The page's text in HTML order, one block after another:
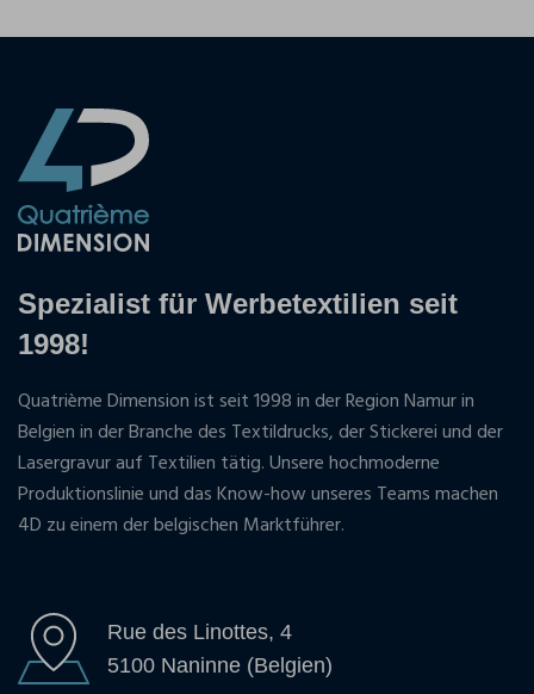
Spezialist für Werbetextilien seit
1998!
Quatrième Dimension ist seit 1998 in der Region Namur in
Belgien in der Branche des Textildrucks, der Stickerei und der
Lasergravur auf Textilien tätig. Unsere hochmoderne
Produktionslinie und das Know-how unseres Teams machen
4D zu einem der belgischen Marktführer.
Rue des Linottes, 4
5100 Naninne (Belgien)